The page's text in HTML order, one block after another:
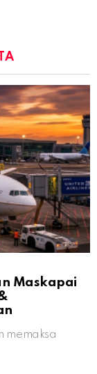
Maskapai
memaksa